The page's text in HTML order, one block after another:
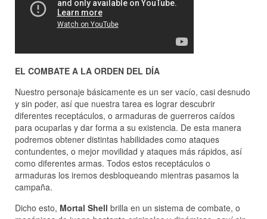
EL COMBATE A LA ORDEN DEL DÍA
Nuestro personaje básicamente es un ser vacío, casi desnudo
y sin poder, así que nuestra tarea es lograr descubrir
diferentes receptáculos, o armaduras de guerreros caídos
para ocuparlas y dar forma a su existencia. De esta manera
podremos obtener distintas habilidades como ataques
contundentes, o mejor movilidad y ataques más rápidos, así
como diferentes armas. Todos estos receptáculos o
armaduras los iremos desbloqueando mientras pasamos la
campaña.
Dicho esto, Mortal Shell brilla en un sistema de combate, o